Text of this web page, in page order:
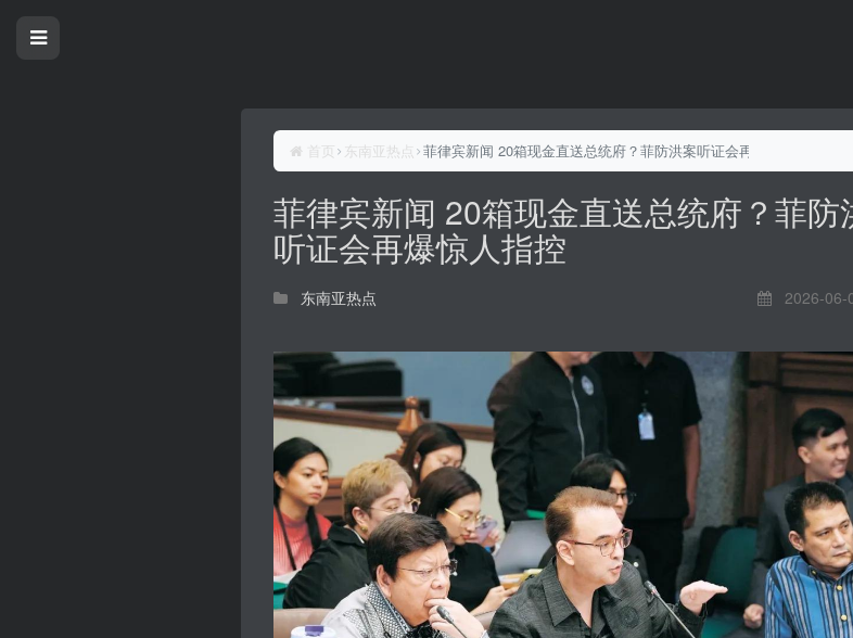
首页 东南亚热点 菲律宾新闻 20箱现金直送总统府？菲防洪案听证会再爆惊人指控
菲律宾新闻 20箱现金直送总统府？菲防
听证会再爆惊人指控
东南亚热点 2026-06-